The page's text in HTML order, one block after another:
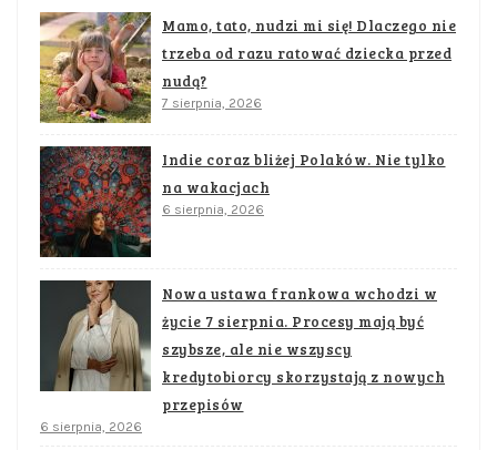
Mamo, tato, nudzi mi się! Dlaczego nie
trzeba od razu ratować dziecka przed
nudą?
7 sierpnia, 2026
Indie coraz bliżej Polaków. Nie tylko
na wakacjach
6 sierpnia, 2026
Nowa ustawa frankowa wchodzi w
życie 7 sierpnia. Procesy mają być
szybsze, ale nie wszyscy
kredytobiorcy skorzystają z nowych
przepisów
6 sierpnia, 2026